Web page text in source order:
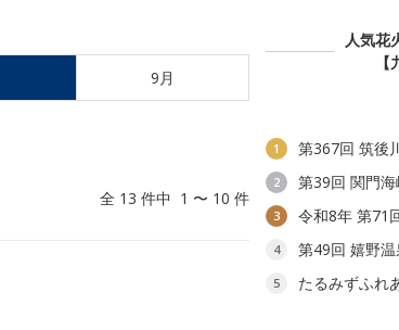
9月
全 13 件中 1 〜 10 件
人気花
1 第367回 筑後
2 第39回 関門
3 令和8年 第71
4 第49回 嬉野
5
たるみずふれ